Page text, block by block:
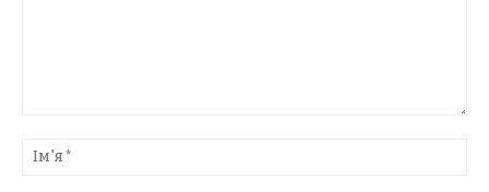
текст